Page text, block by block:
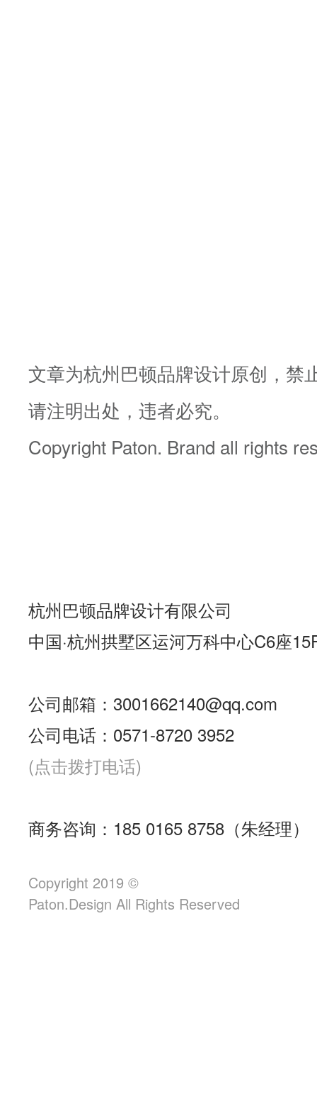
文章为杭州巴顿品牌设计原创，禁
请注明出处，违者必究。
Copyright Paton. Brand all rights
杭州巴顿品牌设计有限公司
中国·杭州拱墅区运河万科中心C6座
公司邮箱：3001662140@qq.com
公司电话：0571-8720 3952
(点击拨打电话)
商务咨询：185 0165 8758（朱经理）
Copyright 2019 ©
Paton.Design All Rights Reserved